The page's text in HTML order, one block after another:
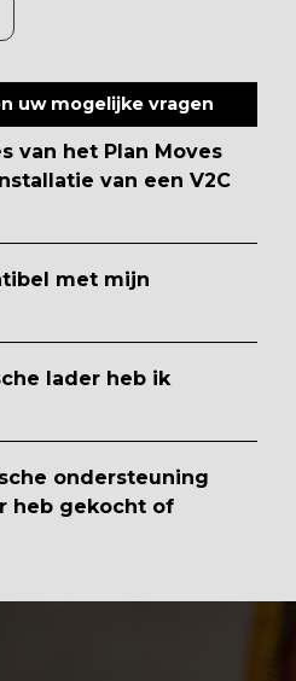
uw mogelijke vragen
van het Plan Moves
van een V2C
met mijn
lader heb ik
ondersteuning
heb gekocht of